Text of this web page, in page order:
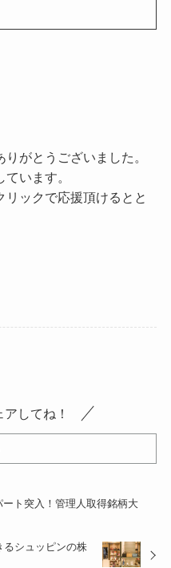
がとうございました。
います。
リックで応援頂けるとと
してね！
ート突入！管理人取得銘柄大
るシュッピンの株